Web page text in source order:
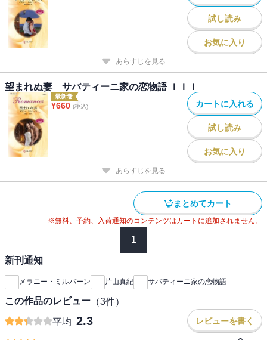
試し読み
お気に入り
あらすじを見る
望まれぬ妻 サバティーニ家の恋物語 ＩＩＩ
最新巻
¥660 (税込) カートに入れる
試し読み
お気に入り
あらすじを見る
まとめてカート
※無料、予約、入荷通知のコンテンツはカートに追加されません。
1
新刊通知
メラニー・ミルバーン 片山真紀 サバティーニ家の恋物語
この作品のレビュー （3件）
平均 2.3 レビューを書く